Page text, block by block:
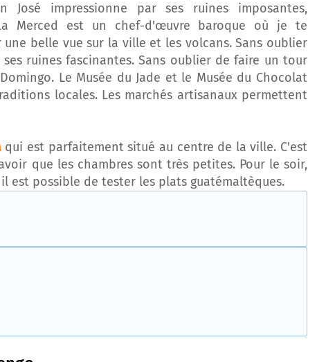
José impressionne par ses ruines imposantes,
Merced est un chef-d'œuvre baroque où je te
belle vue sur la ville et les volcans. Sans oublier
ruines fascinantes. Sans oublier de faire un tour
Le Musée du Jade et le Musée du Chocolat
locales. Les marchés artisanaux permettent
qui est parfaitement situé au centre de la ville. C'est
que les chambres sont très petites. Pour le soir,
est possible de tester les plats guatémaltèques.